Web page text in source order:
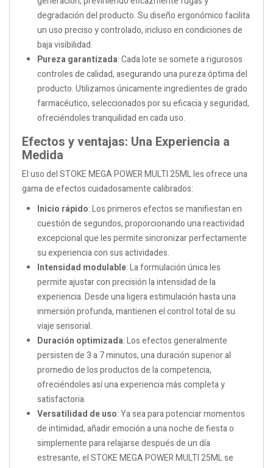
degradación del producto. Su diseño ergonómico facilita
un uso preciso y controlado, incluso en condiciones de
baja visibilidad.
Pureza garantizada: Cada lote se somete a rigurosos
controles de calidad, asegurando una pureza óptima del
producto. Utilizamos únicamente ingredientes de grado
farmacéutico, seleccionados por su eficacia y seguridad,
ofreciéndoles tranquilidad en cada uso.
Efectos y ventajas: Una Experiencia a
Medida
El uso del STOKE MEGA POWER MULTI 25ML les ofrece una
gama de efectos cuidadosamente calibrados:
Inicio rápido: Los primeros efectos se manifiestan en
cuestión de segundos, proporcionando una reactividad
excepcional que les permite sincronizar perfectamente
su experiencia con sus actividades.
Intensidad modulable: La formulación única les
permite ajustar con precisión la intensidad de la
experiencia. Desde una ligera estimulación hasta una
inmersión profunda, mantienen el control total de su
viaje sensorial.
Duración optimizada: Los efectos generalmente
persisten de 3 a 7 minutos, una duración superior al
promedio de los productos de la competencia,
ofreciéndoles así una experiencia más completa y
satisfactoria.
Versatilidad de uso: Ya sea para potenciar momentos
de intimidad, añadir emoción a una noche de fiesta o
simplemente para relajarse después de un día
estresante, el STOKE MEGA POWER MULTI 25ML se